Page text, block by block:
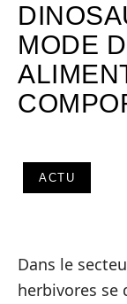
MODE
ACTU
Dans le
herbivores